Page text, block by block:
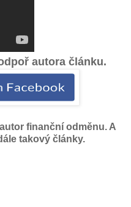
autora článku.
finanční odměnu. A
takový články.